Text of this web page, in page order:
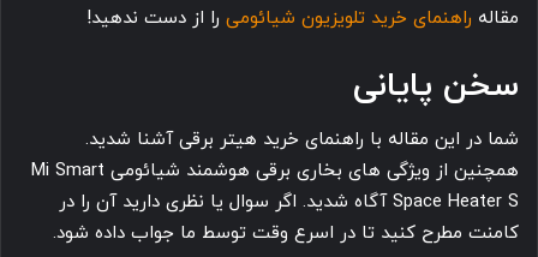
مقاله راهنمای خرید تلویزیون شیائومی را از دست ندهید!
سخن پایانی
شما در این مقاله با راهنمای خرید هیتر برقی آشنا شدید.
همچنین از ویژگی های بخاری برقی هوشمند شیائومی Mi Smart
Space Heater S آگاه شدید. اگر سوال یا نظری دارید آن را در
کامنت مطرح کنید تا در اسرع وقت توسط ما جواب داده شود.